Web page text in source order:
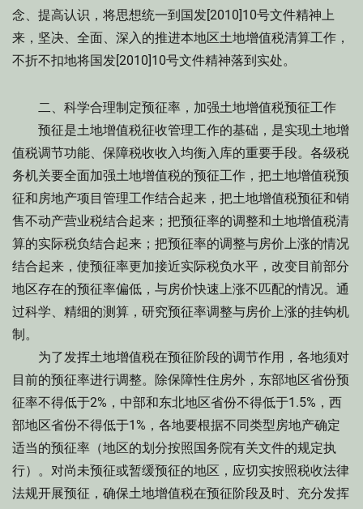
念、提高认识，将思想统一到国发[2010]10号文件精神上
来，坚决、全面、深入的推进本地区土地增值税清算工作，
不折不扣地将国发[2010]10号文件精神落到实处。
二、科学合理制定预征率，加强土地增值税预征工作
预征是土地增值税征收管理工作的基础，是实现土地增
值税调节功能、保障税收收入均衡入库的重要手段。各级税
务机关要全面加强土地增值税的预征工作，把土地增值税预
征和房地产项目管理工作结合起来，把土地增值税预征和销
售不动产营业税结合起来；把预征率的调整和土地增值税清
算的实际税负结合起来；把预征率的调整与房价上涨的情况
结合起来，使预征率更加接近实际税负水平，改变目前部分
地区存在的预征率偏低，与房价快速上涨不匹配的情况。通
过科学、精细的测算，研究预征率调整与房价上涨的挂钩机
制。
为了发挥土地增值税在预征阶段的调节作用，各地须对
目前的预征率进行调整。除保障性住房外，东部地区省份预
征率不得低于2%，中部和东北地区省份不得低于1.5%，西
部地区省份不得低于1%，各地要根据不同类型房地产确定
适当的预征率（地区的划分按照国务院有关文件的规定执
行）。对尚未预征或暂缓预征的地区，应切实按照税收法律
法规开展预征，确保土地增值税在预征阶段及时、充分发挥